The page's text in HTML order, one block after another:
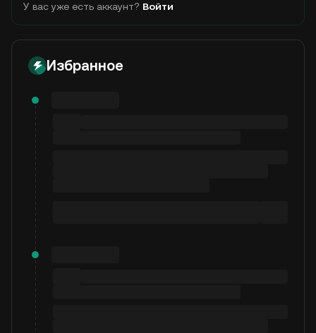
У вас уже есть аккаунт? Войти
Избранное